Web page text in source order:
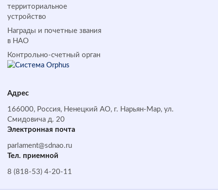
территориальное
устройство
Награды и почетные звания
в НАО
Контрольно-счетный орган
Адрес
166000, Россия, Ненецкий АО, г. Нарьян-Мар, ул.
Смидовича д. 20
Электронная почта
parlament@sdnao.ru
Тел. приемной
8 (818-53) 4-20-11